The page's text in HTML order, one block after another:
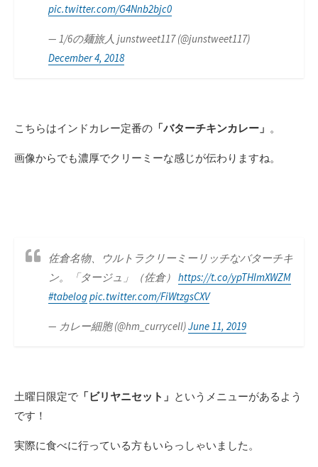
pic.twitter.com/G4Nnb2bjc0
— 1/6の麺旅人 junstweet117 (@junstweet117)
December 4, 2018
こちらはインドカレー定番の 「バターチキンカレー」 。
画像からでも濃厚でクリーミーな感じが伝わりますね。
佐倉名物、ウルトラクリーミーリッチなバターチキ
ン。「タージュ」（佐倉） https://t.co/ypTHImXWZM
#tabelogpic.twitter.com/FiWtzgsCXV
— カレー細胞 (@hm_currycell)June 11, 2019
土曜日限定で 「ビリヤニセット」 というメニューがあるよう
です！
実際に食べに行っている方もいらっしゃいました。